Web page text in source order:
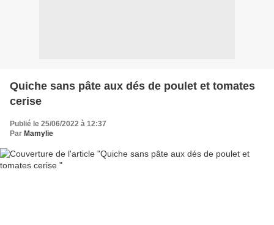
Quiche sans pâte aux dés de poulet et tomates
cerise
Publié le 25/06/2022 à 12:37
Par Mamylie